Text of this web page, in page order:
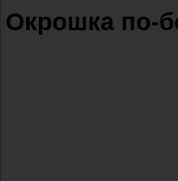
Окрошка по-